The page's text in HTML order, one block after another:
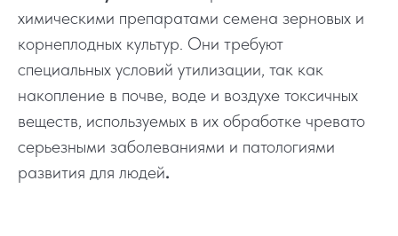
химическими препаратами семена зерновых и
корнеплодных культур. Они требуют
специальных условий утилизации, так как
накопление в почве, воде и воздухе токсичных
веществ, используемых в их обработке чревато
серьезными заболеваниями и патологиями
развития для людей.